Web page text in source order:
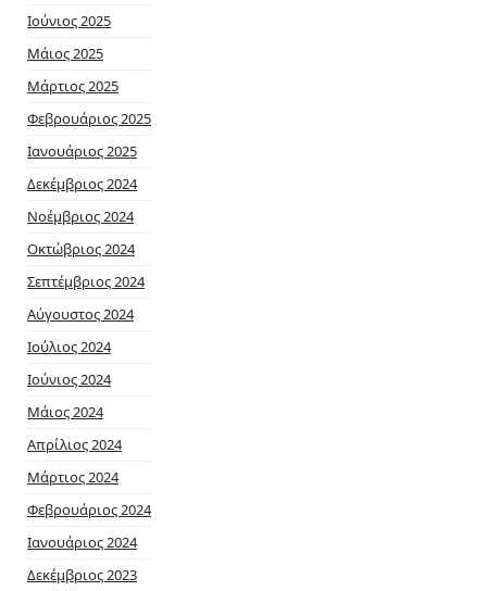
Ιούνιος 2025
Μάιος 2025
Μάρτιος 2025
Φεβρουάριος 2025
Ιανουάριος 2025
Δεκέμβριος 2024
Νοέμβριος 2024
Οκτώβριος 2024
Σεπτέμβριος 2024
Αύγουστος 2024
Ιούλιος 2024
Ιούνιος 2024
Μάιος 2024
Απρίλιος 2024
Μάρτιος 2024
Φεβρουάριος 2024
Ιανουάριος 2024
Δεκέμβριος 2023